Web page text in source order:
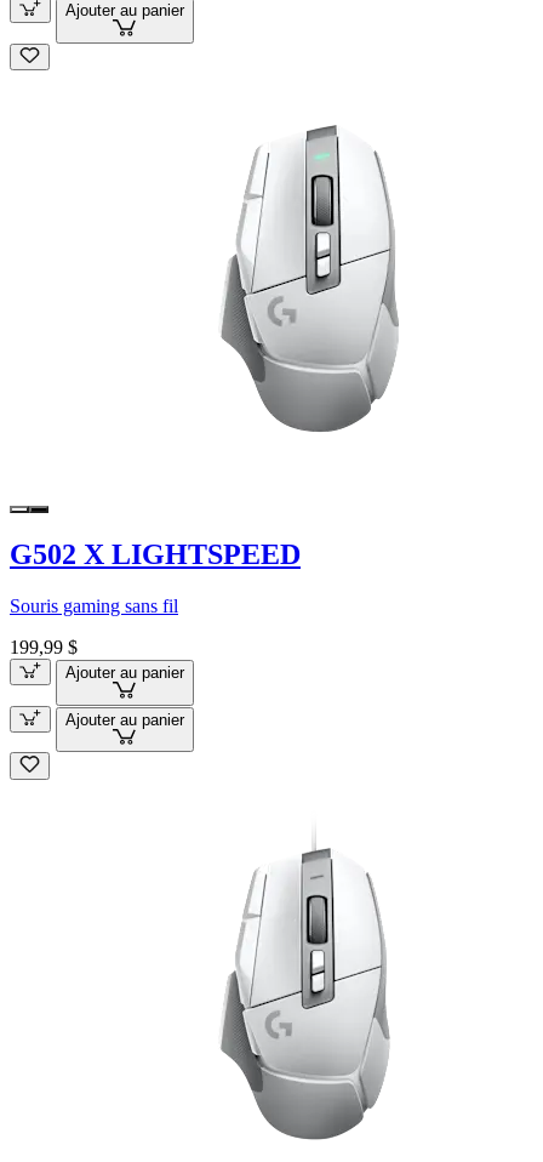
Ajouter au panier
G502 X LIGHTSPEED
Souris gaming sans fil
199,99 $
Ajouter au panier
Ajouter au panier